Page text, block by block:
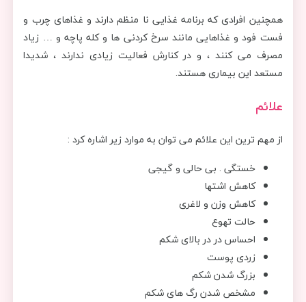
همچنین افرادی که برنامه غذایی نا منظم دارند و غذاهای چرب و
فست فود و غذاهایی مانند سرخ کردنی ها و کله پاچه و … زیاد
مصرف می کنند ، و در کنارش فعالیت زیادی ندارند ، شدیدا
مستعد این بیماری هستند.
علائم
از مهم ترین این علائم می توان به موارد زیر اشاره کرد :
خستگی . بی حالی و گیجی
کاهش اشتها
کاهش وزن و لاغری
حالت تهوع
احساس در در بالای شکم
زردی پوست
بزرگ شدن شکم
مشخص شدن رگ های شکم